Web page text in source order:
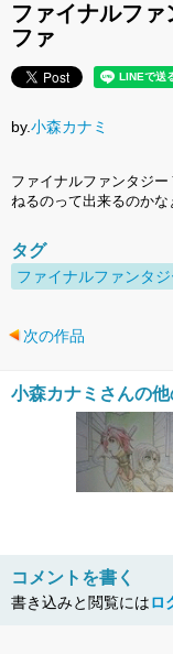
ファイナルファ
ファ
by.小森カナミ
ファイナルファンタジ
ねるのって出来るのか
タグ
ファイナルファンタ
次の作品
小森カナミさんの
コメントを書く
書き込みと閲覧にはロ